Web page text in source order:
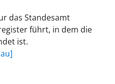
das Standesamt
führt, in dem die
ist.